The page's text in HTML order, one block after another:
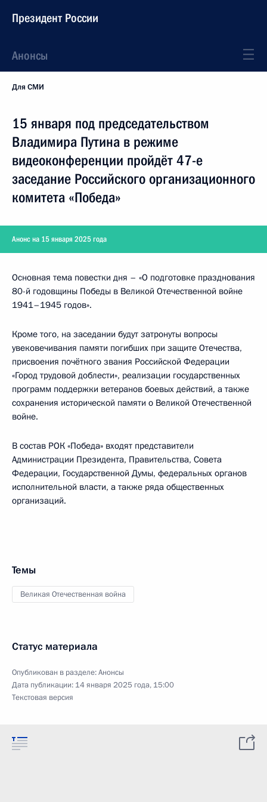
Президент России
Анонсы
Для СМИ
15 января под председательством
Владимира Путина в режиме
видеоконференции пройдёт 47-е
заседание Российского организационного
комитета «Победа»
Анонс на 15 января 2025 года
Основная тема повестки дня – «О подготовке празднования
80-й годовщины Победы в Великой Отечественной войне
1941–1945 годов».
Кроме того, на заседании будут затронуты вопросы
увековечивания памяти погибших при защите Отечества,
присвоения почётного звания Российской Федерации
«Город трудовой доблести», реализации государственных
программ поддержки ветеранов боевых действий, а также
сохранения исторической памяти о Великой Отечественной
войне.
В состав РОК «Победа» входят представители
Администрации Президента, Правительства, Совета
Федерации, Государственной Думы, федеральных органов
исполнительной власти, а также ряда общественных
организаций.
Темы
Великая Отечественная война
Статус материала
Опубликован в разделе:Анонсы
Дата публикации: 14 января 2025 года, 15:00
Текстовая версия